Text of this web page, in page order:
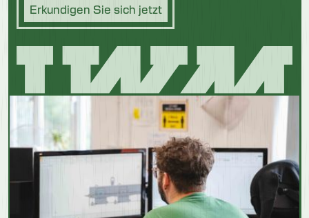
Erkundigen Sie sich jetzt